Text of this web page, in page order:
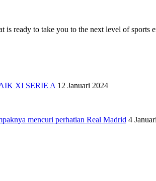
ready to take you to the next level of
XI SERIE A 12 Januari 2024
mencuri perhatian Real Madrid 4